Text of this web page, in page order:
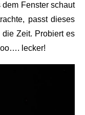
Fenster schaut
passt dieses
die Zeit. Probiert es
lecker!